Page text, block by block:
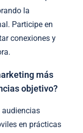
la
Participe en
conexiones y
más
objetivo?
audiencias
en prácticas